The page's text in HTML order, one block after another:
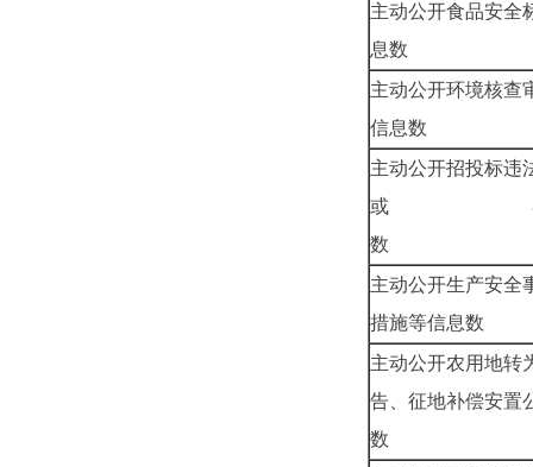
主动公开食品安全
息
主动公开环境核查
信
主动公开招投标违
或 者主导地
数
主动公开生产安全
措施
主动公开农用地转
告、征地补偿安置
数